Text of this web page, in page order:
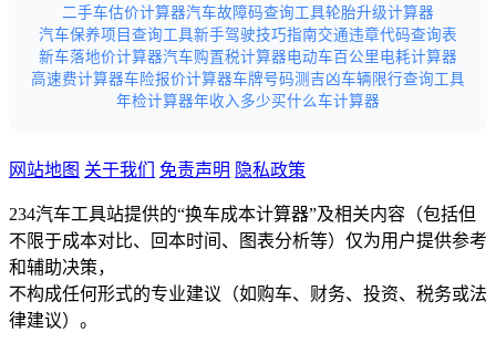
二手车估价计算器汽车故障码查询工具轮胎升级计算器
汽车保养项目查询工具新手驾驶技巧指南交通违章代码查询表
新车落地价计算器汽车购置税计算器电动车百公里电耗计算器
高速费计算器车险报价计算器车牌号码测吉凶车辆限行查询工具
年检计算器年收入多少买什么车计算器
网站地图 关于我们 免责声明 隐私政策
234汽车工具站提供的“换车成本计算器”及相关内容（包括但
不限于成本对比、回本时间、图表分析等）仅为用户提供参考
和辅助决策，
不构成任何形式的专业建议（如购车、财务、投资、税务或法
律建议）。